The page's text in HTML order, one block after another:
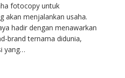
fotocopy untuk
akan menjalankan usaha.
hadir dengan menawarkan
brand ternama didunia,
yang…